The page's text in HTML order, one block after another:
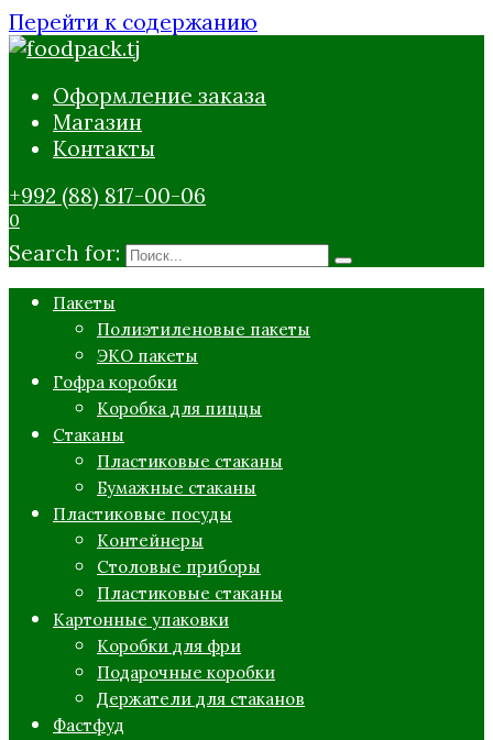
Перейти к содержанию
Оформление заказа
Магазин
Контакты
+992 (88) 817-00-06
0
Search for:
Пакеты
Полиэтиленовые пакеты
ЭКО пакеты
Гофра коробки
Коробка для пиццы
Стаканы
Пластиковые стаканы
Бумажные стаканы
Пластиковые посуды
Контейнеры
Столовые приборы
Пластиковые стаканы
Картонные упаковки
Коробки для фри
Подарочные коробки
Держатели для стаканов
Фастфуд